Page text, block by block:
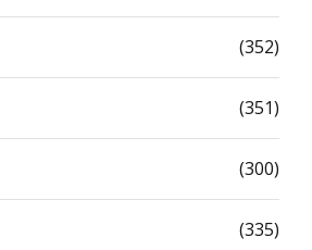
(352)
(351)
(300)
(335)